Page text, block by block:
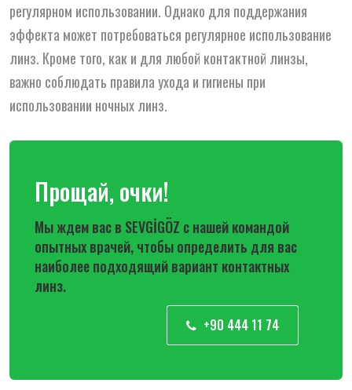
регулярном использовании. Однако для поддержания
эффекта может потребоваться регулярное использование
линз. Кроме того, как и для любой контактной линзы,
важно соблюдать правила ухода и гигиены при
использовании ночных линз.
Прощай, очки!
Мы ждем вас в SEVGİGÖZ с нашей командой
опытных врачей, чтобы определить для вас
наиболее подходящий вариант контактных
линз.
+90 444 11 74